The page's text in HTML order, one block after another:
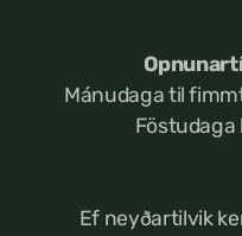
Mánudaga til
Föstudaga
Ef neyðartilvik